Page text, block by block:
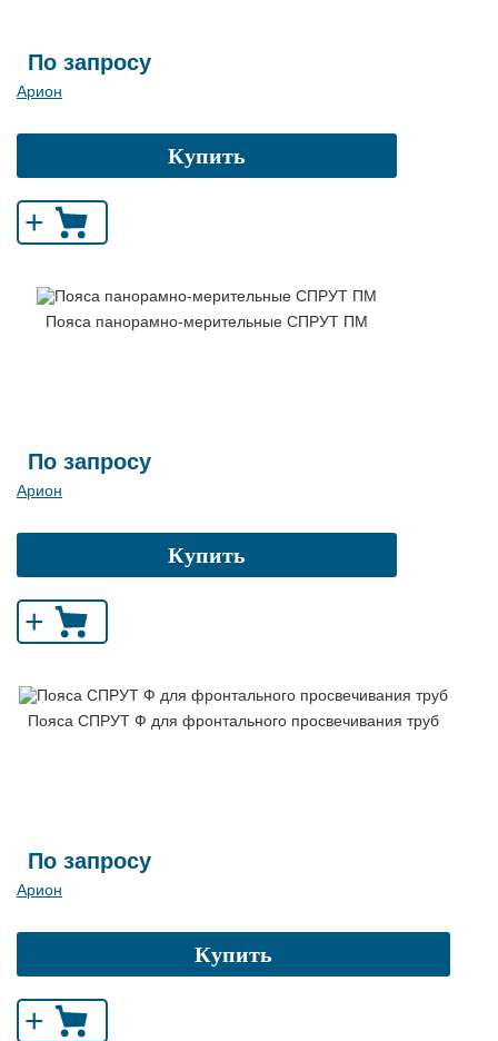
По запросу
Арион
Купить
+
Пояса панорамно-мерительные СПРУТ ПМ
По запросу
Арион
Купить
+
Пояса СПРУТ Ф для фронтального просвечивания труб
По запросу
Арион
Купить
+